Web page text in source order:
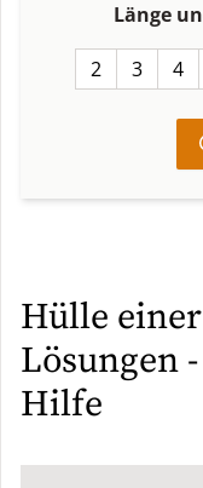
Länge
2 3 4
Hülle
Lösungen
Hilfe